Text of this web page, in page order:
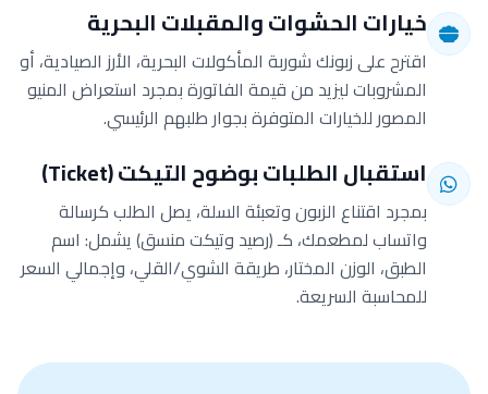
خيارات الحشوات والمقبلات البحرية
اقترح على زبونك شوربة المأكولات البحرية، الأرز الصيادية، أو
المشروبات ليزيد من قيمة الفاتورة بمجرد استعراض المنيو
المصور للخيارات المتوفرة بجوار طلبهم الرئيسي.
استقبال الطلبات بوضوح التيكت (Ticket)
بمجرد اقتناع الزبون وتعبئة السلة، يصل الطلب كرسالة
واتساب لمطعمك، كـ (رصيد وتيكت منسق) يشمل: اسم
الطبق، الوزن المختار، طريقة الشوي/القلي، وإجمالي السعر
للمحاسبة السريعة.